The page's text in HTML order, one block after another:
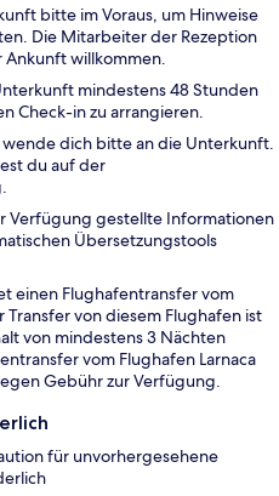
bitte im Voraus, um Hinweise
Die Mitarbeiter der Rezeption
willkommen.
mindestens 48 Stunden
Check-in zu arrangieren.
wende dich bitte an die Unterkunft.
du auf der
Verfügung gestellte Informationen
Übersetzungstools
einen Flughafentransfer vom
Transfer von diesem Flughafen ist
von mindestens 3 Nächten
vom Flughafen Larnaca
Gebühr zur Verfügung.
für unvorhergesehene